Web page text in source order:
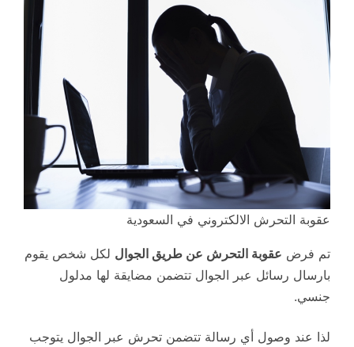
عقوبة التحرش الالكتروني في السعودية
تم فرض عقوبة التحرش عن طريق الجوال لكل شخص يقوم
بارسال رسائل عبر الجوال تتضمن مضايقة لها مدلول
جنسي.
لذا عند وصول أي رسالة تتضمن تحرش عبر الجوال يتوجب